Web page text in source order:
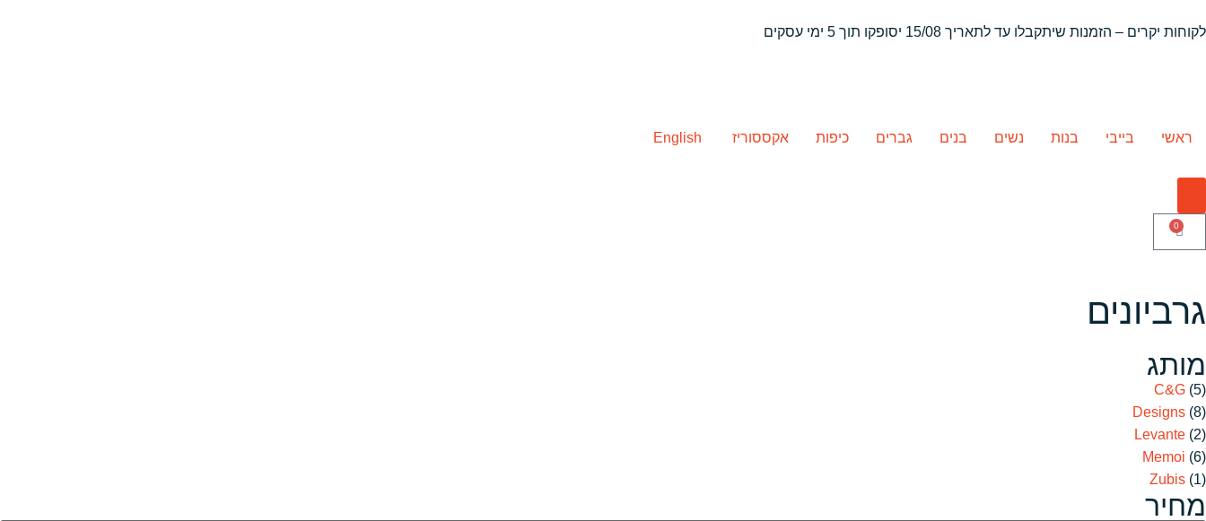
לקוחות יקרים – הזמנות שיתקבלו עד לתאריך 15/08 יסופקו תוך 5 ימי עסקים
ראשי בייבי בנות נשים בנים גברים כיפות אקססוריז English
0
גרביונים
מותג
C&G (5)
Designs (8)
Levante (2)
Memoi (6)
Zubis (1)
מחיר